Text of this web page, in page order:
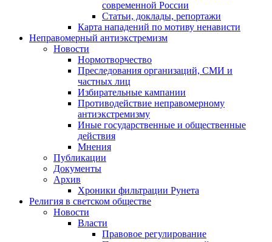
современной России
Статьи, доклады, репортажи
Карта нападений по мотиву ненависти
Неправомерный антиэкстремизм
Новости
Нормотворчество
Преследования организаций, СМИ и
частных лиц
Избирательные кампании
Противодействие неправомерному
антиэкстремизму
Иные государственные и общественные
действия
Мнения
Публикации
Документы
Архив
Хроники фильтрации Рунета
Религия в светском обществе
Новости
Власти
Правовое регулирование